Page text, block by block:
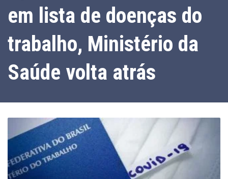
em lista de doenças do
trabalho, Ministério da
Saúde volta atrás